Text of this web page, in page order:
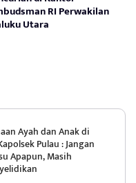
RI Perwakilan
Utara
Ayah dan Anak di
Pulau : Jangan
Apapun, Masih